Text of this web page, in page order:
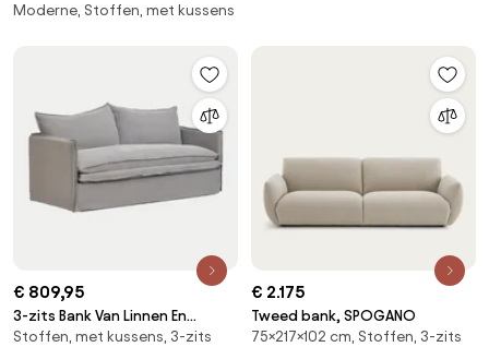
van corduroy
Moderne, Stoffen, met kussens
€ 809,95
3-zits Bank Van Linnen En
Katoen Grace Stof Donkergrijs
Stoffen, met kussens, 3-zits
€ 2.175
Tweed bank, SPOGANO
75×217×102 cm, Stoffen, 3-zits